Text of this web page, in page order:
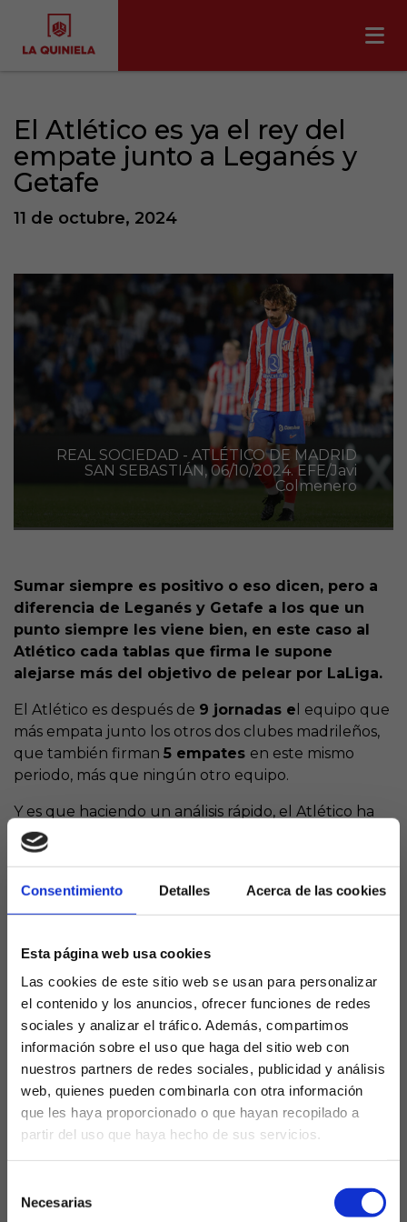
Consentimiento Detalles Acerca de las cookies
Esta página web usa cookies
Las cookies de este sitio web se usan para personalizar
el contenido y los anuncios, ofrecer funciones de redes
sociales y analizar el tráfico. Además, compartimos
información sobre el uso que haga del sitio web con
nuestros partners de redes sociales, publicidad y análisis
web, quienes pueden combinarla con otra información
que les haya proporcionado o que hayan recopilado a
partir del uso que haya hecho de sus servicios.
NecesariasSÍ, SOY MAYOR DE 18 AÑOS
El Atlético es ya el rey del
empate junto a Leganés y
Getafe
11 de octubre, 2024
REAL SOCIEDAD - ATLÉTICO DE MADRID
SAN SEBASTIÁN, 06/10/2024. EFE/Javi
Colmenero
Sumar siempre es positivo o eso dicen, pero a
diferencia de Leganés y Getafe a los que un
punto siempre les viene bien, en este caso al
Atlético cada tablas que firma le supone
alejarse más del objetivo de pelear por LaLiga.
El Atlético es después de 9 jornadas e l equipo que
más empata junto los otros dos clubes madrileños,
que también firman 5 empates en este mismo
periodo, más que ningún otro equipo.
Y es que haciendo un análisis rápido, el Atlético ha
cedido puntos en más de la mitad de sus partidos.
Pese a que se mantiene invicto, junto con el Real
a7 puntos del líder, el Barcelona,y eso que los
azulgranas si que suman una derrota, ante Osasuna
también se aleja hasta los 4 puntos.
PARÓN DE SELECCIONES
PARA RESETEAR
Este parón de selecciones le llega en buen
momento al Atlético para resetear y reflexionar
sobre lo que está sucediendo, y es que la última
semana ha sido realmente nefasta. No se pudo
gracias a Correa se rescató un punto para muchos
no merecido, para después caer goleado en